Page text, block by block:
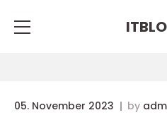
05. November 2023 by